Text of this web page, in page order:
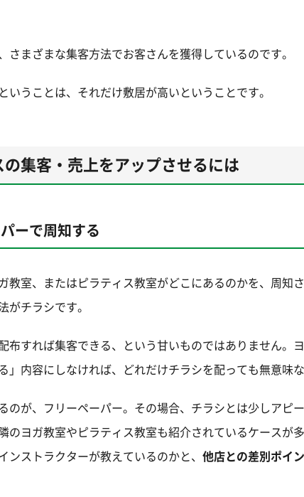
さまざまな集客方法でお客さんを獲得しているのです。
いうことは、それだけ敷居が高いということです。
集客・売上をアップさせるには
ーで周知する
教室、またはピラティス教室がどこにあるのかを、周知
がチラシです。
布すれば集客できる、という甘いものではありません。
」内容にしなければ、どれだけチラシを配っても無意味な
のが、フリーペーパー。その場合、チラシとは少しアピ
のヨガ教室やピラティス教室も紹介されているケースが
ンストラクターが教えているのかと、 他店との差別ポイ